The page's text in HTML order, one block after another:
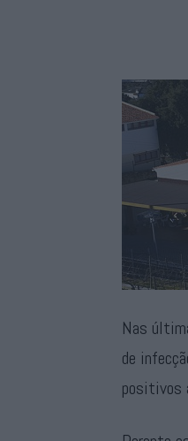
Nas
de
positivos